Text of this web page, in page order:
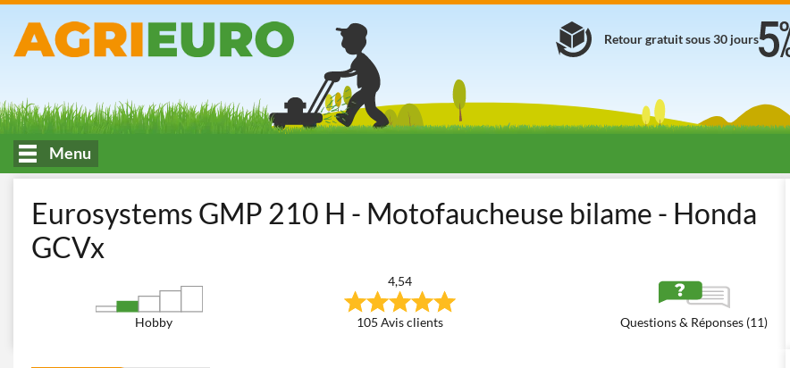
Retour gratuit sous 30 jours
Menu
Eurosystems GMP 210 H - Motofaucheuse bilame - Honda
GCVx
Hobby
4,54
105 Avis clients Questions & Réponses (11)